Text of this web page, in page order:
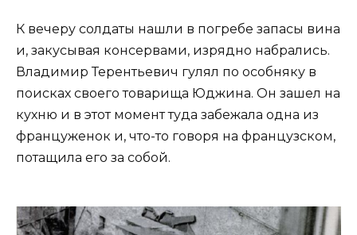
К вечеру солдаты нашли в погребе запасы вина
и, закусывая консервами, изрядно набрались.
Владимир Терентьевич гулял по особняку в
поисках своего товарища Юджина. Он зашел на
кухню и в этот момент туда забежала одна из
француженок и, что-то говоря на французском,
потащила его за собой.